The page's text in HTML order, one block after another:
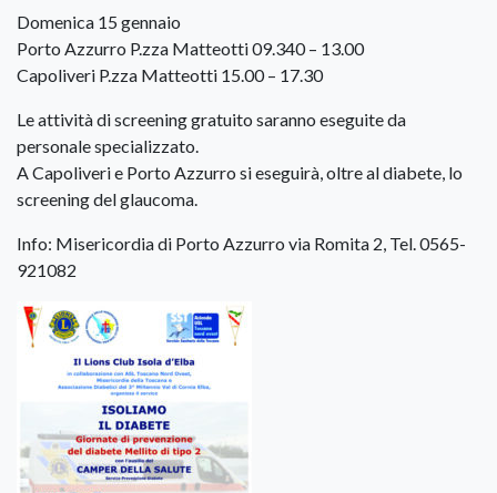
Domenica 15 gennaio
Porto Azzurro P.zza Matteotti 09.340 – 13.00
Capoliveri P.zza Matteotti 15.00 – 17.30
Le attività di screening gratuito saranno eseguite da
personale specializzato.
A Capoliveri e Porto Azzurro si eseguirà, oltre al diabete, lo
screening del glaucoma.
Info: Misericordia di Porto Azzurro via Romita 2, Tel. 0565-
921082